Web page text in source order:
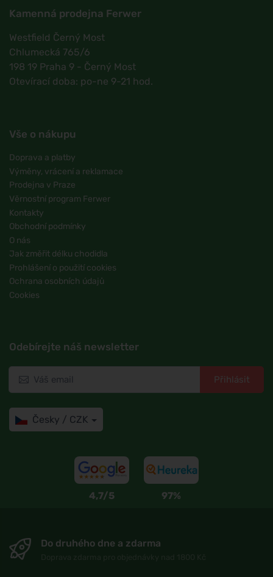
Kamenná prodejna Ferwer
Westfield Černý Most
Chlumecká 765/6
198 19 Praha 9 - Černý Most
Otevírací doba: po-ne 9-21 hod.
Vše o nákupu
Doprava a platby
Výměny, vrácení a reklamace
Prodejna v Praze
Věrnostní program Ferwer
Kontakty
Obchodní podmínky
O nás
Jak změřit délku chodidla
Prohlášení o použití cookies
Ochrana osobních údajů
Cookies
Odebírejte náš newsletter
Přihlásit
Česky / CZK
4,7/5 97%
Do druhého dne a zdarma